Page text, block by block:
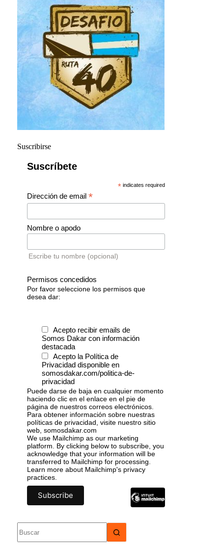
Suscribirse
Suscríbete
* indicates required
Dirección de email *
Nombre o apodo
Escribe tu nombre (opcional)
Permisos concedidos
Por favor seleccione los permisos que
desea dar:
Acepto recibir emails de
Somos Dakar con información
destacada
Acepto la Política de
Privacidad disponible en
somosdakar.com/politica-de-
privacidad
Puede darse de baja en cualquier momento
haciendo clic en el enlace en el pie de
página de nuestros correos electrónicos.
Para obtener información sobre nuestras
políticas de privacidad, visite nuestro sitio
web, somosdakar.com
We use Mailchimp as our marketing
platform. By clicking below to subscribe, you
acknowledge that your information will be
transferred to Mailchimp for processing.
Learn more about Mailchimp's privacy
practices.